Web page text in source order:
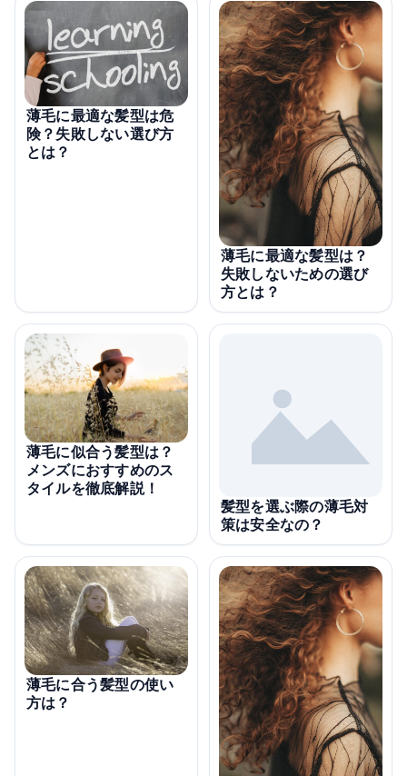
薄毛に最適な髪型は危
険？失敗しない選び方
とは？
薄毛に最適な髪型は？
失敗しないための選び
方とは？
薄毛に似合う髪型は？
メンズにおすすめのス
タイルを徹底解説！
髪型を選ぶ際の薄毛対
策は安全なの？
薄毛に合う髪型の使い
方は？